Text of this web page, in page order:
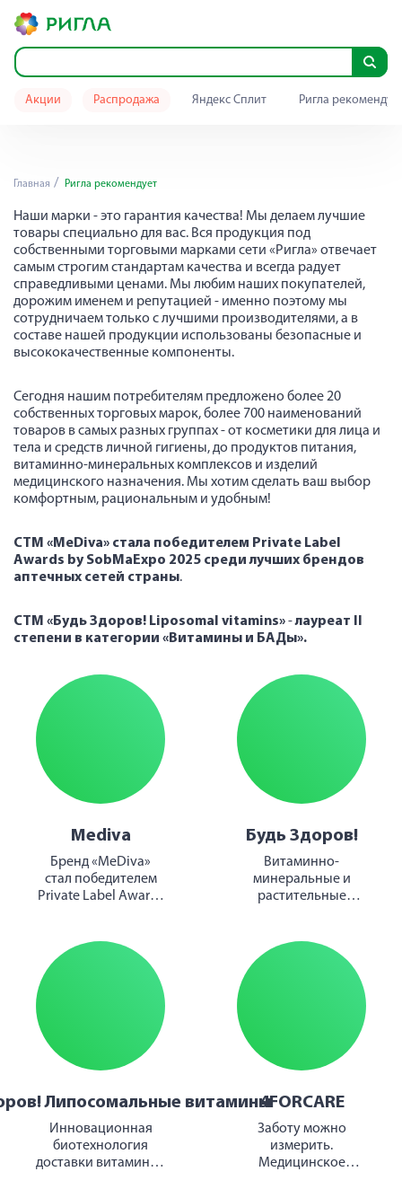
Акции Распродажа Яндекс Сплит Ригла
Ригла рекомендует
Главная Ригла рекомендует
Наши марки - это гарантия качества! Мы делаем лучшие
товары специально для вас. Вся продукция под
собственными торговыми марками сети «Ригла» отвечает
самым строгим стандартам качества и всегда радует
справедливыми ценами. Мы любим наших покупателей,
дорожим именем и репутацией - именно поэтому мы
сотрудничаем только с лучшими производителями, а в
составе нашей продукции использованы безопасные и
высококачественные компоненты.
Сегодня нашим потребителям предложено более 20
собственных торговых марок, более 700 наименований
товаров в самых разных группах - от косметики для лица и
тела и средств личной гигиены, до продуктов питания,
витаминно-минеральных комплексов и изделий
медицинского назначения. Мы хотим сделать ваш выбор
комфортным, рациональным и удобным!
СТМ «MeDiva» стала победителем Private Label
Awards by SobMaExpo 2025 среди лучших брендов
аптечных сетей страны.
СТМ «Будь Здоров! Liposomal vitamins»-лауреат II
степени в категории «Витамины и БАДы».
Mediva
Бренд «MeDiva»
стал победителем
Private Label Awards
Будь Здоров!
Витаминно-
минеральные и
растительные
семьи
Липосомальные витамины
Инновационная
биотехнология
доставки витаминов
4FORCARE
Заботу можно
измерить.
Медицинское